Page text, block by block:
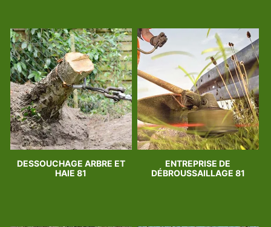
DESSOUCHAGE ARBRE ET
HAIE 81
ENTREPRISE DE
DÉBROUSSAILLAGE 81